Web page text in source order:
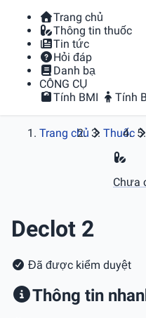
Trang chủ
Thông tin thuốc
Tin tức
Hỏi đáp
Danh bạ
CÔNG CỤ
Tính BMI
Tính
Trang chủ Thuốc
Chưa
Declot 2
Đã được kiểm duyệt
Thông tin